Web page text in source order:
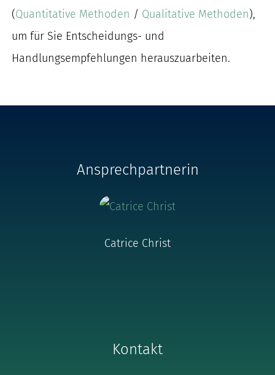
(Quantitative Methoden / Qualitative Methoden),
um für Sie Entscheidungs- und
Handlungsempfehlungen herauszuarbeiten.
Ansprechpartnerin
Catrice Christ
Kontakt